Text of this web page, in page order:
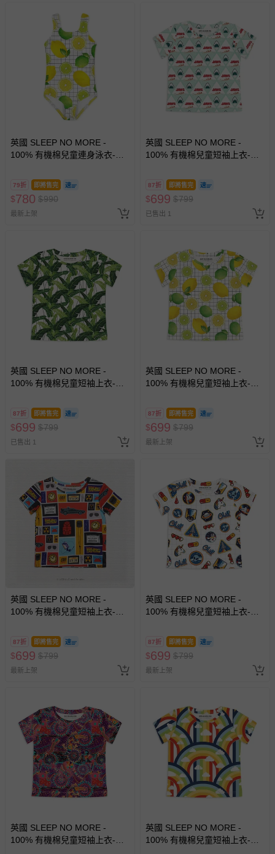
英國 SLEEP NO MORE -
100% 有機棉兒童連身泳衣-檸
79折 即將售完
$780 $990
最新上架
英國 SLEEP NO MORE -
100% 有機棉兒童短袖上衣-大
87折 即將售完
$699 $799
已售出 1
英國 SLEEP NO MORE -
100% 有機棉兒童短袖上衣-綠
87折 即將售完
$699 $799
已售出 1
英國 SLEEP NO MORE -
100% 有機棉兒童短袖上衣-檸
87折 即將售完
$699 $799
最新上架
英國 SLEEP NO MORE -
100% 有機棉兒童短袖上衣-回
87折 即將售完
$699 $799
最新上架
英國 SLEEP NO MORE -
100% 有機棉兒童短袖上衣-太
87折 即將售完
$699 $799
最新上架
英國 SLEEP NO MORE -
100% 有機棉兒童短袖上衣-紫
英國 SLEEP NO MORE -
100% 有機棉兒童短袖上衣-彩